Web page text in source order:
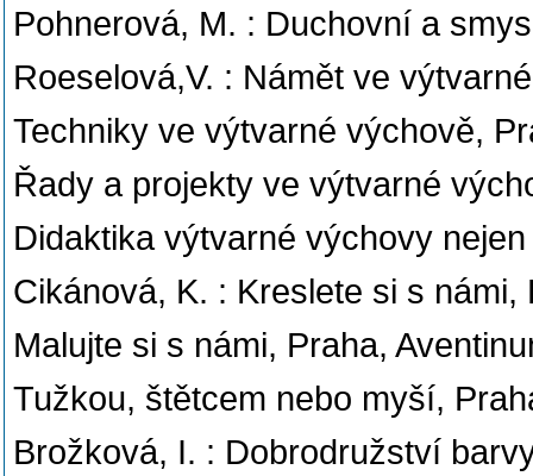
Pohnerová, M. : Duchovní a
Roeselová,V. : Námět ve
Techniky ve výtvarné výchově,
Řady a projekty ve výtvarné
Didaktika výtvarné výchovy
Cikánová, K. : Kreslete si s
Malujte si s námi, Praha,
Tužkou, štětcem nebo myší,
Brožková, I. : Dobrodružství